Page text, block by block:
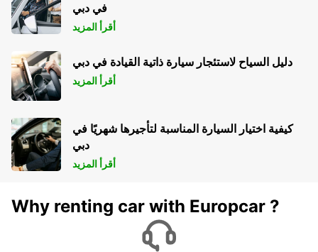
في دبي
أقرأ المزيد
دليل السياح لاستئجار سيارة ذاتية القيادة في دبي
أقرأ المزيد
كيفية اختيار السيارة المناسبة لتأجيرها شهريًا في
دبي
أقرأ المزيد
Why renting car with Europcar ?